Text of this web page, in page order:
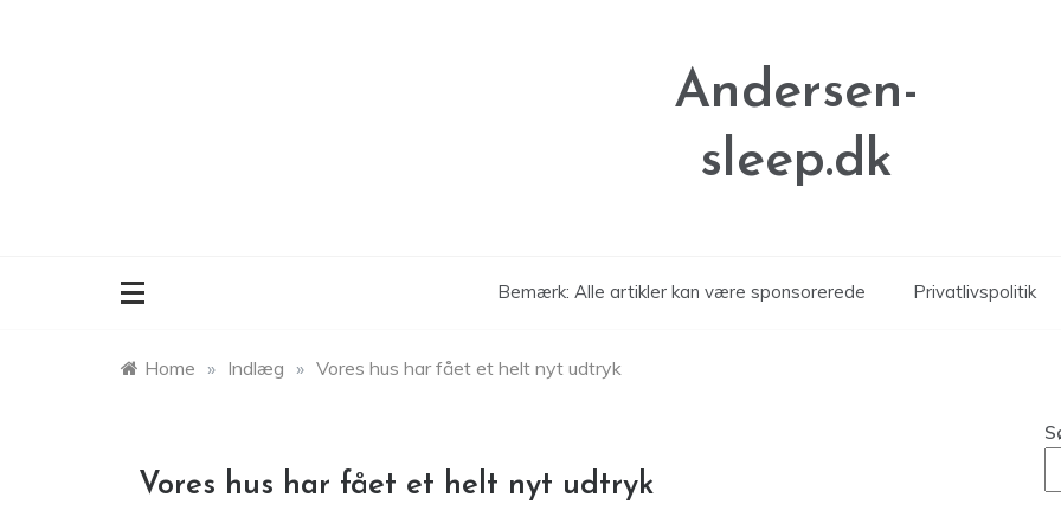
Andersen-
sleep.dk
Bemærk: Alle artikler kan være sponsorerede Privatlivspolitik
Home » Indlæg » Vores hus har fået et helt nyt udtryk
Vores hus har fået et helt nyt udtryk